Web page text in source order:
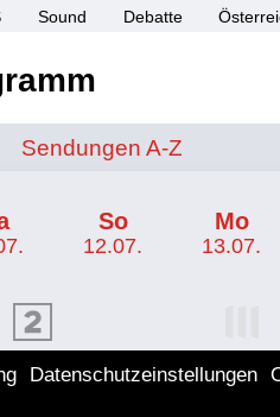
Sound Debatte
Sendungen von A bis Z
Sendungen A-Z
So
12.07.
Mo
13.07.
Datenschutzeinstellungen